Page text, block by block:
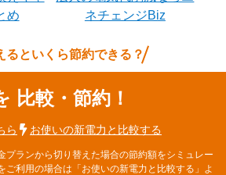
め
ネチェンジBiz
るといくら節約できる？
比較・節約！
ら お使いの新電力と比較する
プランから切り替えた場合の節約額をシミュレー
ご利用の場合は「お使いの新電力と比較する」よ